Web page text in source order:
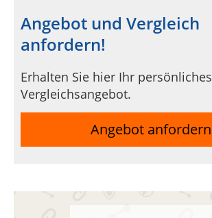
Angebot und Vergleich
anfordern!
Erhalten Sie hier Ihr persönliches
Vergleichsangebot.
Angebot anfordern